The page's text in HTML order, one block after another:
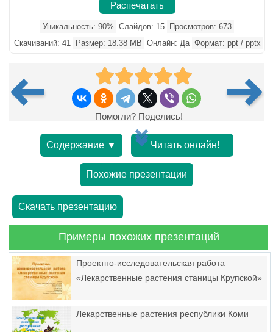
Распечатать
Уникальность: 90% Слайдов: 15
Просмотров: 673
Скачиваний: 41
Размер: 18.38 MB Онлайн: Да Формат: ppt / pptx
Помогли? Поделись!
Содержание ▼ Читать онлайн!
Похожие презентации
Скачать презентацию
Примеры похожих презентаций
Проектно-исследовательская работа
«Лекарственные растения станицы Крупской»
Лекарственные растения республики Коми